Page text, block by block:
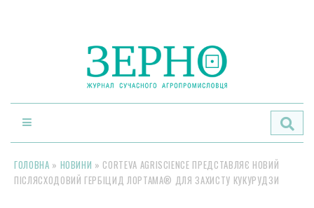
ГОЛОВНА » НОВИНИ » CORTEVA AGRISCIENCE ПРЕДСТАВЛЯЄ НОВИЙ
ПІСЛЯСХОДОВИЙ ГЕРБІЦИД ЛОРТАМА® ДЛЯ ЗАХИСТУ КУКУРУДЗИ